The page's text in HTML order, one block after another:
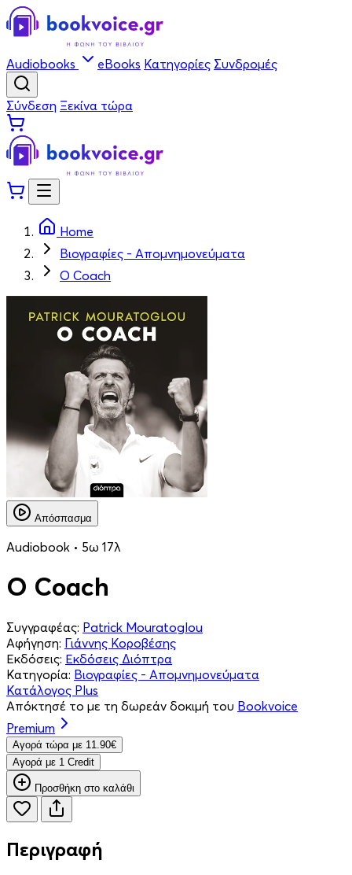
Audiobooks eBooks Κατηγορίες Συνδρομές
Σύνδεση Ξεκίνα τώρα
Home
Βιογραφίες - Απομνημονεύματα
Ο Coach
Απόσπασμα
Audiobook • 5ω 17λ
Ο Coach
Συγγραφέας: Patrick Mouratoglou
Αφήγηση: Γιάννης Κοροβέσης
Εκδόσεις: Εκδόσεις Διόπτρα
Κατηγορία: Βιογραφίες - Απομνημονεύματα
Κατάλογος Plus
Απόκτησέ το με τη δωρεάν δοκιμή του Bookvoice
Premium
Aγορά τώρα με 11.90€
Aγορά με 1 Credit
Προσθήκη στο καλάθι
Περιγραφή